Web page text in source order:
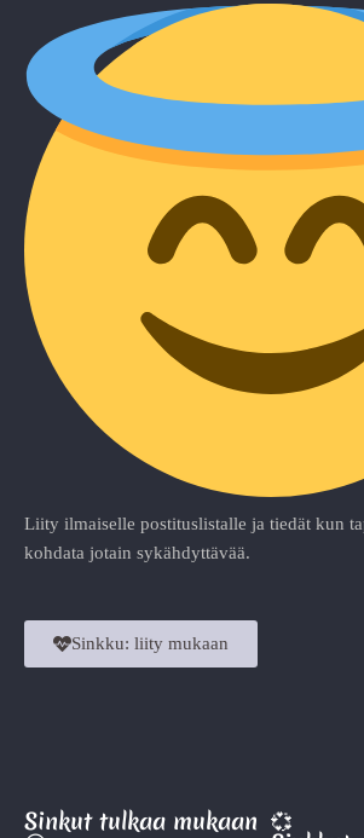
Liity ilmaiselle postituslistalle ja tiedät kun
kohdata jotain sykähdyttävää.
Sinkku: liity mukaan
Sinkut tulkaa mukaan 💞